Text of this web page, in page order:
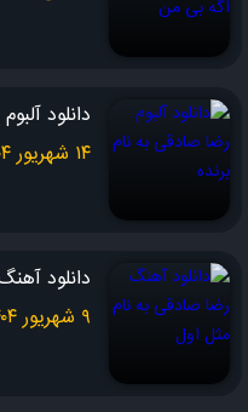
توو چشام گفتی داری میری ولی
تو چیکار کردی که اینجور سرم
تو رو به موت قسم یه کاری
یه کاری کن منم مثل خودِ تو
نبودنِ تو رو بلد بشم
یه کاری کن توو آینه روم بشه
دانلود
۱۴ شهریور ۱۴۰۴
دانلود
۹ شهریور ۱۴۰۴